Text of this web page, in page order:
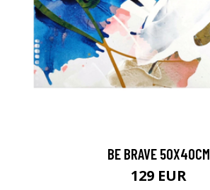
BE BRAVE 50X40CM
129 EUR